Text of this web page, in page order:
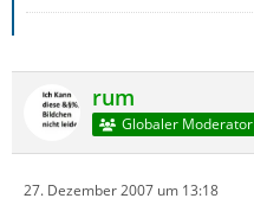
rum
Globaler Moderator
27. Dezember 2007 um 13:18